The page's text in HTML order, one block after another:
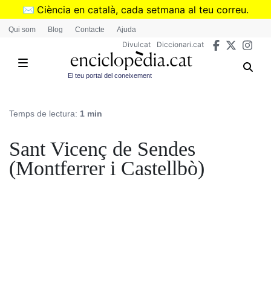
Vés
✉️ Ciència en català, cada setmana al teu correu.
➜Subscriu-te al butlletí de Divulcat
Qui som Blog Contacte Ajuda
Divulcat Diccionari.cat
El teu portal del coneixement
Temps de lectura: 1 min
Sant Vicenç de Sendes
(Montferrer i Castellbò)